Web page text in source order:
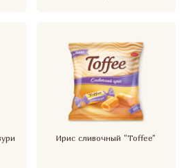
Ирис сливочный "Toffee"